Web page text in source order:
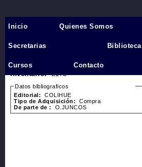
Inicio
Devetach, Laura
Inventario:2175
Datos blbliograficos
Editorial:
COLIHUE
Tipo de Adquisición:
Compra
De parte de :
O.JUNCOS
Inicio Quienes Somos
Secretarias Biblioteca
Cursos Contacto